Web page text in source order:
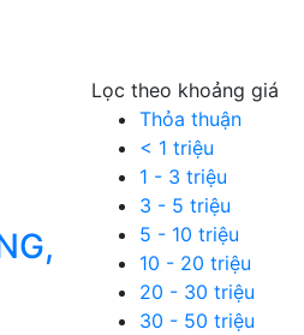
Lọc theo khoảng giá
Thỏa thuận
< 1 triệu
1 - 3 triệu
3 - 5 triệu
5 - 10 triệu
10 - 20 triệu
20 - 30 triệu
30 - 50 triệu